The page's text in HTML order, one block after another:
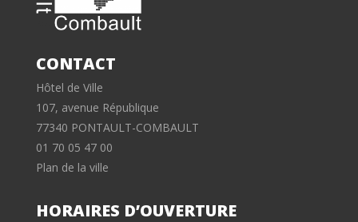
CONTACT
Hôtel de Ville
107, avenue République
77340 PONTAULT-COMBAULT
01 70 05 47 00
Plan de la ville
HORAIRES D’OUVERTURE